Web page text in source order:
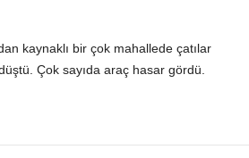
kaynaklı bir çok mahallede çatılar
Çok sayıda araç hasar gördü.